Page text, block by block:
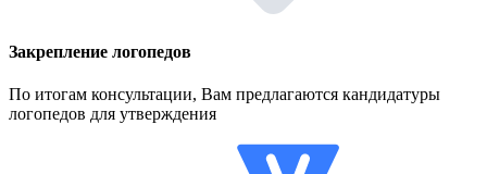
Закрепление логопедов
По итогам консультации, Вам предлагаются кандидатуры
логопедов для утверждения